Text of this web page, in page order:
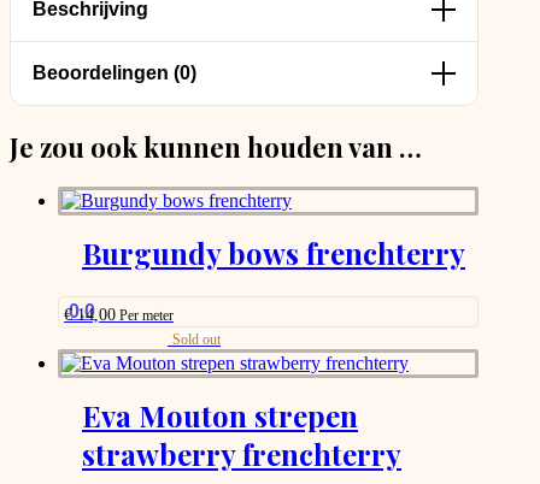
Beschrijving
Beoordelingen (0)
Je zou ook kunnen houden van …
Burgundy bows frenchterry
0.0
€14,00 Per meter
Sold out
product
has
that
may
be
Eva Mouton strepen
strawberry frenchterry